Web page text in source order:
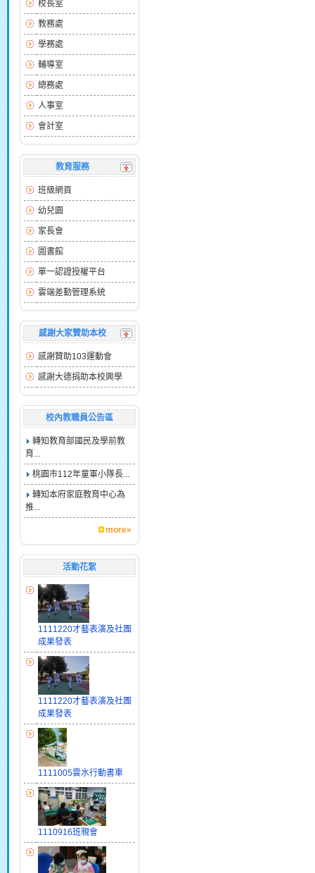
校長室
教務處
學務處
輔導室
總務處
人事室
會計室
教育服務
班級網頁
幼兒園
家長會
圖書館
單一認證授權平台
雲端差勤管理系統
感謝大家贊助本校
感謝贊助103運動會
感謝大德捐助本校興學
校內教職員公告區
轉知教育部國民及學前教
育...
桃園市112年童軍小隊長...
轉知本府家庭教育中心為
推...
more»
活動花絮
1111220才藝表演及社團
成果發表
1111220才藝表演及社團
成果發表
1111005雲水行動書車
1110916班親會